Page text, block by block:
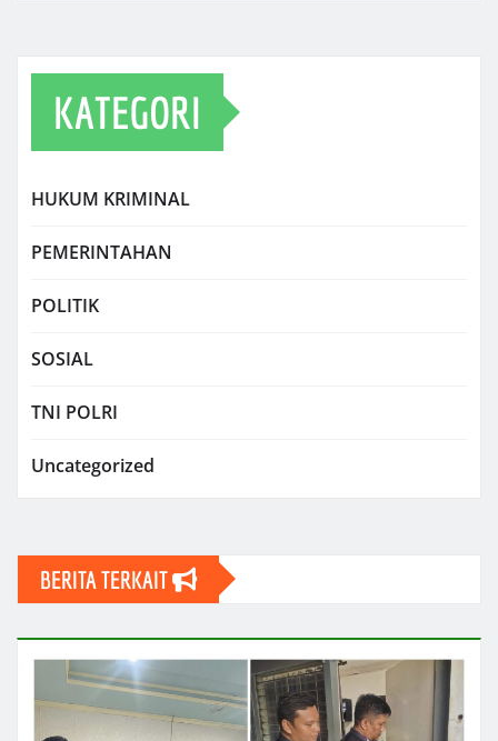
KATEGORI
HUKUM KRIMINAL
PEMERINTAHAN
POLITIK
SOSIAL
TNI POLRI
Uncategorized
BERITA TERKAIT